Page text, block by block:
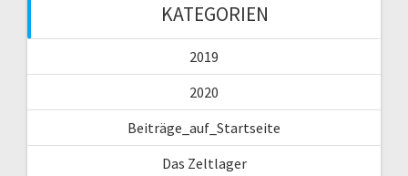
KATEGORIEN
2019
2020
Beiträge_auf_Startseite
Das Zeltlager